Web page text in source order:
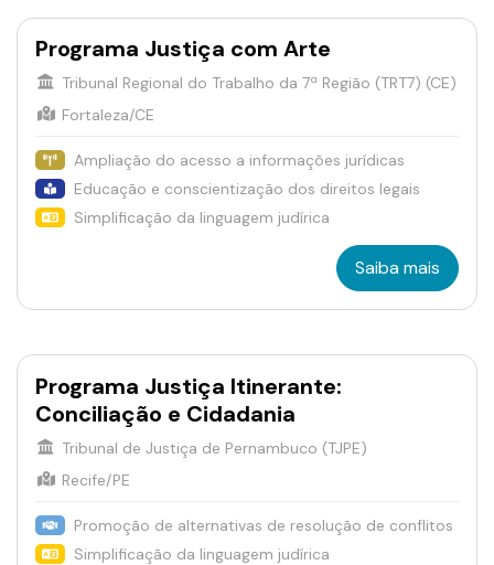
Programa Justiça com Arte
Tribunal Regional do Trabalho da 7ª Região (TRT7) (CE)
Fortaleza/CE
Ampliação do acesso a informações jurídicas
Educação e conscientização dos direitos legais
Simplificação da linguagem judírica
Saiba mais
Programa Justiça Itinerante:
Conciliação e Cidadania
Tribunal de Justiça de Pernambuco (TJPE)
Recife/PE
Promoção de alternativas de resolução de conflitos
Simplificação da linguagem judírica